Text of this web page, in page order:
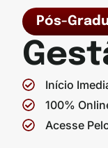
Pós-
Início
100%
Acesse